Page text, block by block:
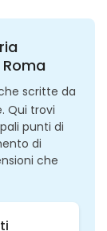
scritte da
Qui trovi
punti di
di
che